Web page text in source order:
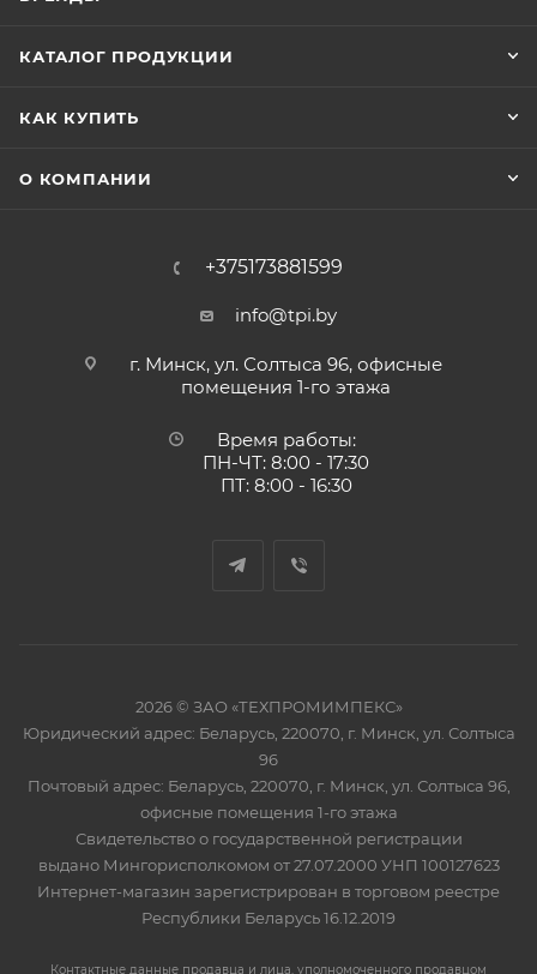
КАТАЛОГ ПРОДУКЦИИ
КАК КУПИТЬ
О КОМПАНИИ
+375173881599
info@tpi.by
г. Минск, ул. Солтыса 96, офисные
помещения 1-го этажа
Время работы:
ПН-ЧТ: 8:00 - 17:30
ПТ: 8:00 - 16:30
2026 © ЗАО «ТЕХПРОМИМПЕКС»
Юридический адрес: Беларусь, 220070, г. Минск, ул. Солтыса
96
Почтовый адрес: Беларусь, 220070, г. Минск, ул. Солтыса 96,
офисные помещения 1-го этажа
Свидетельство о государственной регистрации
выдано Мингорисполкомом от 27.07.2000 УНП 100127623
Интернет-магазин зарегистрирован в торговом реестре
Республики Беларусь 16.12.2019
Контактные данные продавца и лица, уполномоченного продавцом